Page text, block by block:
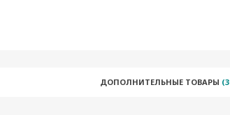
ДОПОЛНИТЕЛЬНЫЕ ТОВАРЫ